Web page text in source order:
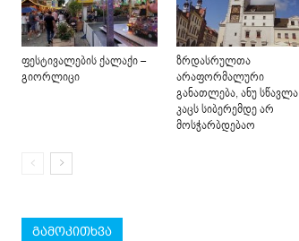
ფესტივალების ქალაქი –
გიორლიცი
ზრდასრულთა
არაფორმალური
განათლება, ანუ სწავლა
კაცს სიბერემდე არ
მოსჭარბდებაო
გამოკითხვა